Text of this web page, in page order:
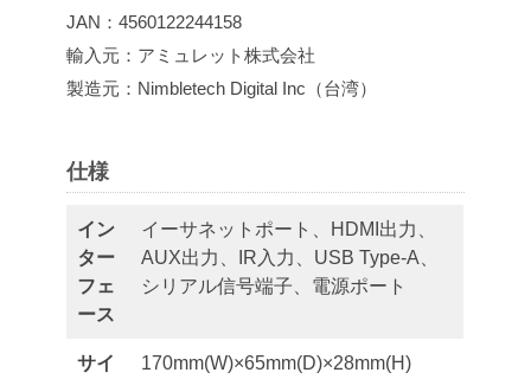
JAN：4560122244158
輸入元：アミュレット株式会社
製造元：Nimbletech Digital Inc（台湾）
仕様
イン
ター
フェ
ース
イーサネットポート、HDMI出力、
AUX出力、IR入力、USB Type-A、
シリアル信号端子、電源ポート
サイ
170mm(W)×65mm(D)×28mm(H)